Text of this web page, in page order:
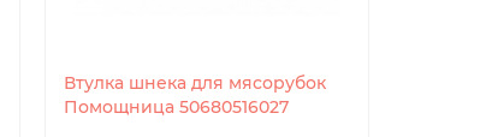
Втулка шнека для мясорубок
Помощница 50680516027